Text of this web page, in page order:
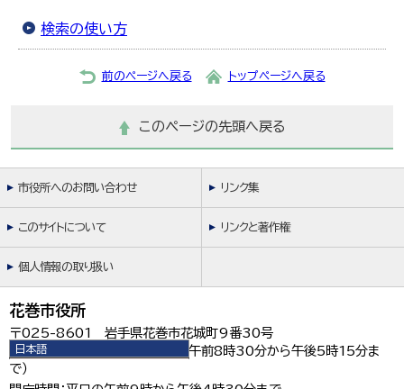
日本語
日本語
English
検索の使い方
前のページへ戻る トップページへ戻る
このページの先頭へ戻る
市役所へのお問い合わせ リンク集
このサイトについて リンクと著作権
個人情報の取り扱い
花巻市役所
〒025-8601 岩手県花巻市花城町9番30号
電話：0198-24-2111（平日の午前8時30分から午後5時15分ま
で）